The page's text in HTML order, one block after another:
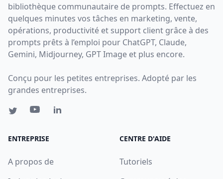
bibliothèque communautaire de prompts. Effectuez en
quelques minutes vos tâches en marketing, vente,
opérations, productivité et support client grâce à des
prompts prêts à l’emploi pour ChatGPT, Claude,
Gemini, Midjourney, GPT Image et plus encore.
Conçu pour les petites entreprises. Adopté par les
grandes entreprises.
ENTREPRISE
A propos de
CENTRE D'AIDE
Tutoriels